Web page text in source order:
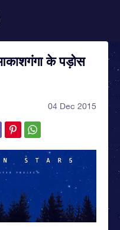
के पड़ोस
04 Dec 2015